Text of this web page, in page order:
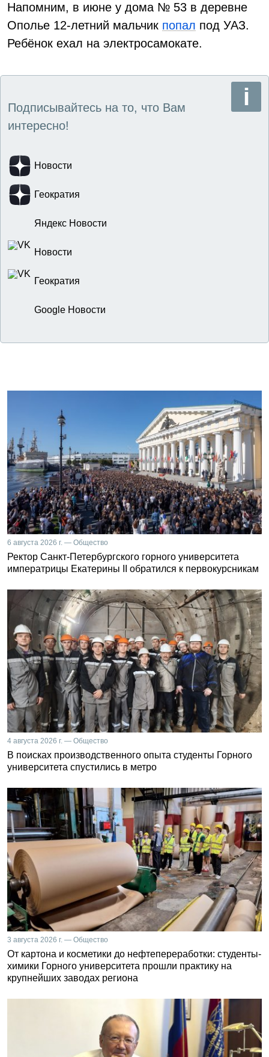
Напомним, в июне у дома № 53 в деревне
Ополье 12-летний мальчик попал под УАЗ.
Ребёнок ехал на электросамокате.
Подписывайтесь на то, что Вам
интересно!
Новости
Геократия
Яндекс Новости
Новости
Геократия
Google Новости
6 августа 2026 г. — Общество
Ректор Санкт-Петербургского горного университета
императрицы Екатерины II обратился к первокурсникам
4 августа 2026 г. — Общество
В поисках производственного опыта студенты Горного
университета спустились в метро
3 августа 2026 г. — Общество
От картона и косметики до нефтепереработки: студенты-
химики Горного университета прошли практику на
крупнейших заводах региона